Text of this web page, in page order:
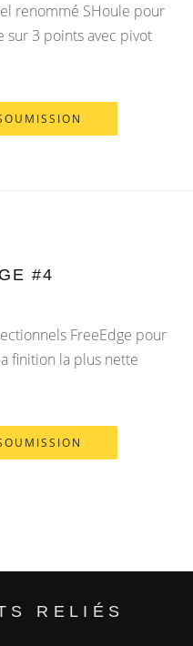
renommé SHoule pour
sur 3 points avec pivot
#4
FreeEdge pour
finition la plus nette
RELIÉS